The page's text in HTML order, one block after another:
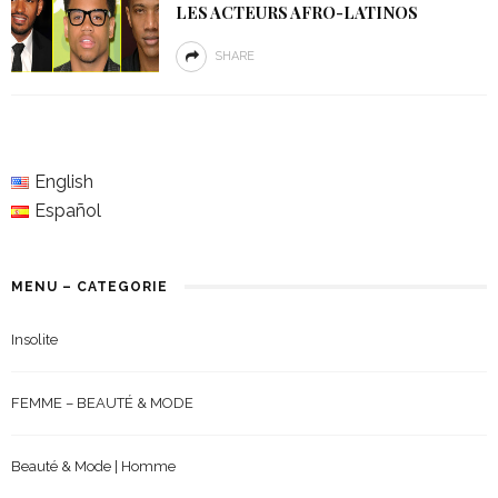
LES ACTEURS AFRO-LATINOS
SHARE
English
Español
MENU – CATEGORIE
Insolite
FEMME – BEAUTÉ & MODE
Beauté & Mode | Homme